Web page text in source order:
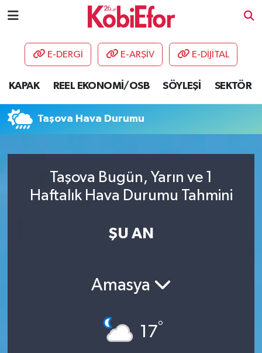
E-DERGİ E-ARŞİV E-DİJİTAL
KAPAK REEL EKONOMİ/OSB SÖYLEŞİ SEKTÖR
Taşova Hava Durumu
Taşova Bugün, Yarın ve 1
Haftalık Hava Durumu Tahmini
ŞU AN
Amasya
17°
AKADEMİ
DESTEK-TEŞVİK
ETKİNLİK
HABERLER